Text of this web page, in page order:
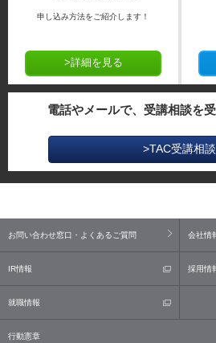
申し込み方法をご紹介します！
>詳細を見る
電話やメールで、受講相談を
>TAC受講相談
お問い合わせ窓口・よくあるご質問 会社情
IR情報 採用情
就職情報
行動憲章